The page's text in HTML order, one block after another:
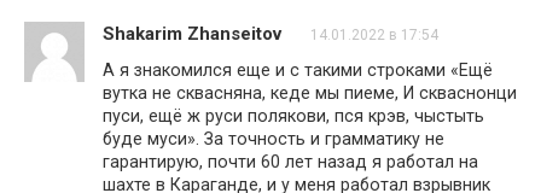
Shakarim Zhanseitov 14.01.2022 в 17:54
А я знакомился еще и с такими строками «Ещё
вутка не сквасняна, кеде мы пиеме, И скваснонци
пуси, ещё ж руси полякови, пся крэв, чыстыть
буде муси». За точность и грамматику не
гарантирую, почти 60 лет назад я работал на
шахте в Караганде, и у меня работал взрывник